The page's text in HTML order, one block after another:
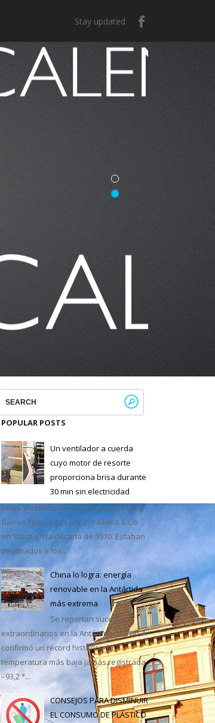
Stay updated
POPULAR POSTS
Un ventilador a cuerda
cuyo motor de resorte
proporciona brisa durante
30 min sin electricidad
Estos ventiladores de cuerda o de reloj
fueron fabricados por E. Paillard & Co.
en Suiza en la década de 1910. Estaban
destinados a los...
China lo logra: energía
renovable en la Antártida
más extrema
Se reportan sucesos
extraordinarios en la Antártida. La NASA
confirmó un récord histórico: la
temperatura más baja jamás registrada,
–93,2 °...
CONSEJOS PARA DISMINUIR
EL CONSUMO DE PLÁSTICO